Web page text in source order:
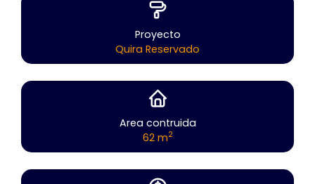
Proyecto
Quira Reservado
Area contruida
62 m2